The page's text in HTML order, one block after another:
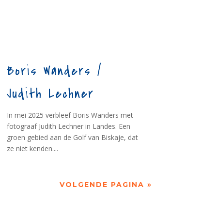
Boris Wanders /
Judith Lechner
In mei 2025 verbleef Boris Wanders met
fotograaf Judith Lechner in Landes. Een
groen gebied aan de Golf van Biskaje, dat
ze niet kenden....
VOLGENDE PAGINA »